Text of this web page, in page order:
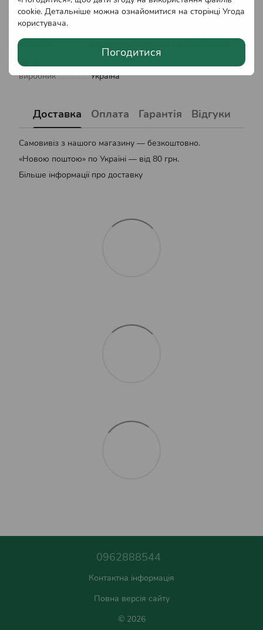
cookie. Детальніше можна ознайомитися на сторінці Угода
користувача.
Погодитися
Хімічний
склад
Неорганічні
рослини
Країна
виробник
Україна
Доставка Оплата Гарантія Відгуки
Самовивіз з нашого магазину — безкоштовно.
«Новою поштою» по Україні — від 80 грн.
Більше інформації про доставку
0962888544
Контактна інформація
Повна версія сайту
© 2026